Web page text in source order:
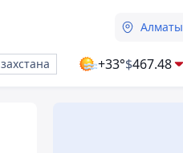
Алматы
+33°$467.48